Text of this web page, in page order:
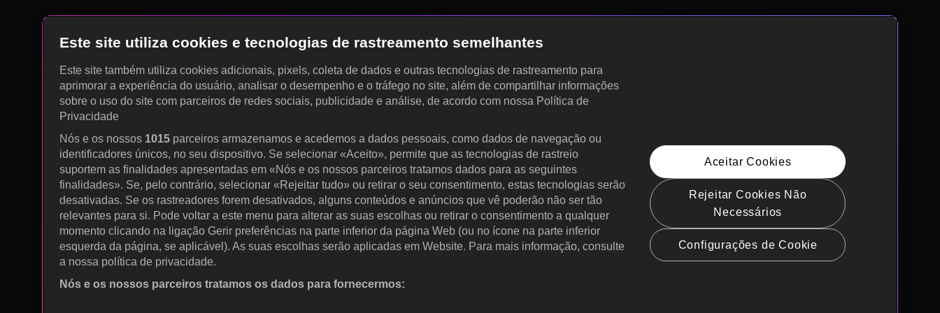
Este site utiliza cookies e tecnologias de rastreamento semelhantes
Este site também utiliza cookies adicionais, pixels, coleta de dados e outras tecnologias de rastreamento para
aprimorar a experiência do usuário, analisar o desempenho e o tráfego no site, além de compartilhar informações
sobre o uso do site com parceiros de redes sociais, publicidade e análise, de acordo com nossa Política de
Privacidade
Nós e os nossos 1015 parceiros armazenamos e acedemos a dados pessoais, como dados de navegação ou
identificadores únicos, no seu dispositivo. Se selecionar «Aceito», permite que as tecnologias de rastreio
suportem as finalidades apresentadas em «Nós e os nossos parceiros tratamos dados para as seguintes
finalidades». Se, pelo contrário, selecionar «Rejeitar tudo» ou retirar o seu consentimento, estas tecnologias serão
desativadas. Se os rastreadores forem desativados, alguns conteúdos e anúncios que vê poderão não ser tão
relevantes para si. Pode voltar a este menu para alterar as suas escolhas ou retirar o consentimento a qualquer
momento clicando na ligação Gerir preferências na parte inferior da página Web (ou no ícone na parte inferior
esquerda da página, se aplicável). As suas escolhas serão aplicadas em Website. Para mais informação, consulte
a nossa política de privacidade.
Nós e os nossos parceiros tratamos os dados para fornecermos:
Aceitar Cookies
Rejeitar Cookies Não
Necessários
Configurações de Cookie